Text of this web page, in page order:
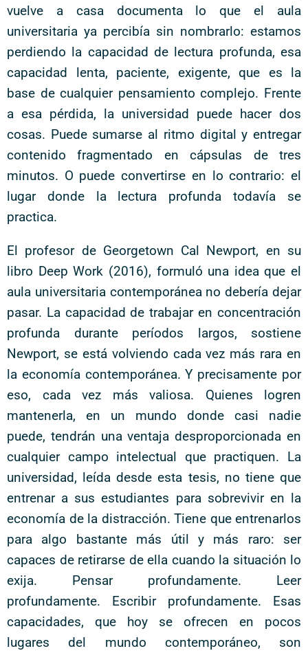
vuelve a casa documenta lo que el aula
universitaria ya percibía sin nombrarlo: estamos
perdiendo la capacidad de lectura profunda, esa
capacidad lenta, paciente, exigente, que es la
base de cualquier pensamiento complejo. Frente
a esa pérdida, la universidad puede hacer dos
cosas. Puede sumarse al ritmo digital y entregar
contenido fragmentado en cápsulas de tres
minutos. O puede convertirse en lo contrario: el
lugar donde la lectura profunda todavía se
practica.
El profesor de Georgetown Cal Newport, en su
libro Deep Work (2016), formuló una idea que el
aula universitaria contemporánea no debería dejar
pasar. La capacidad de trabajar en concentración
profunda durante períodos largos, sostiene
Newport, se está volviendo cada vez más rara en
la economía contemporánea. Y precisamente por
eso, cada vez más valiosa. Quienes logren
mantenerla, en un mundo donde casi nadie
puede, tendrán una ventaja desproporcionada en
cualquier campo intelectual que practiquen. La
universidad, leída desde esta tesis, no tiene que
entrenar a sus estudiantes para sobrevivir en la
economía de la distracción. Tiene que entrenarlos
para algo bastante más útil y más raro: ser
capaces de retirarse de ella cuando la situación lo
exija. Pensar profundamente. Leer
profundamente. Escribir profundamente. Esas
capacidades, que hoy se ofrecen en pocos
lugares del mundo contemporáneo, son